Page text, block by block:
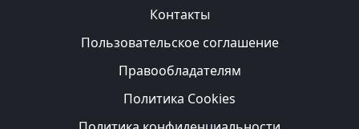
Контакты
Пользовательское соглашение
Правообладателям
Политика Cookies